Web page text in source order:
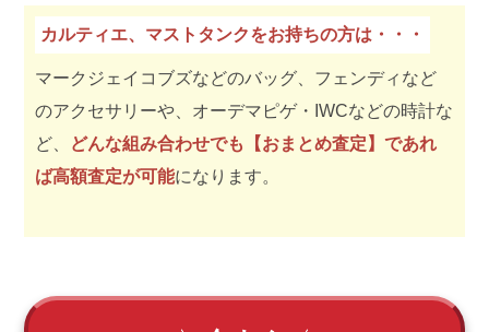
カルティエ、マストタンクをお持ちの方は・・・
マークジェイコブズなどのバッグ、フェンディなど
のアクセサリーや、オーデマピゲ・IWCなどの時計な
ど、 どんな組み合わせでも【おまとめ査定】であれ
ば高額査定が可能になります。